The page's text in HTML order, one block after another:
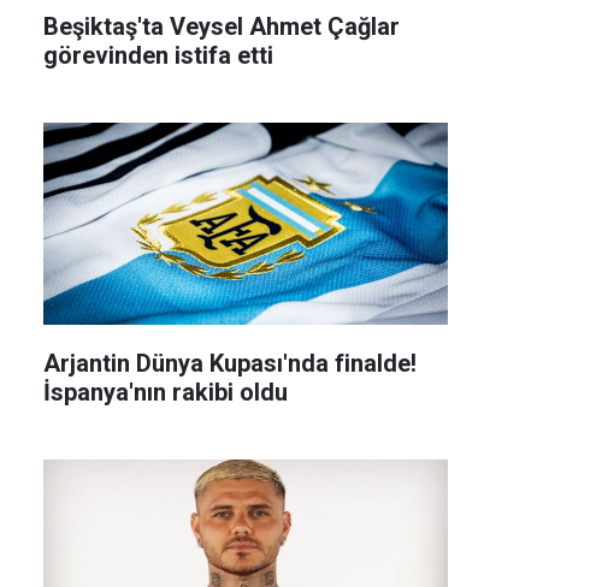
Beşiktaş'ta Veysel Ahmet Çağlar
görevinden istifa etti
Arjantin Dünya Kupası'nda finalde!
İspanya'nın rakibi oldu